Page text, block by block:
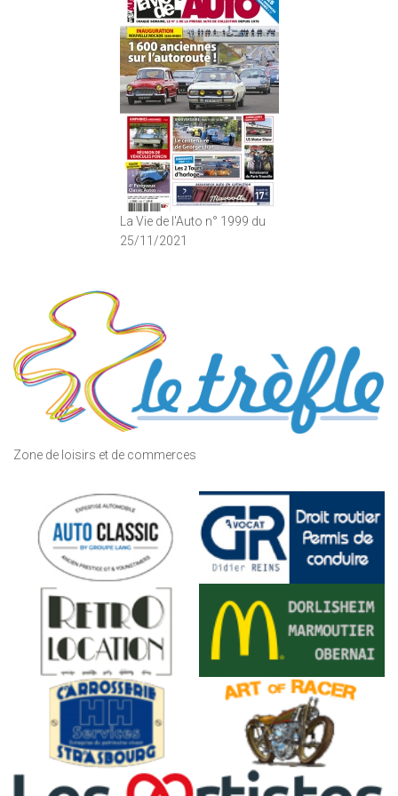
La Vie de l'Auto n° 1999 du
25/11/2021
Zone de loisirs et de commerces